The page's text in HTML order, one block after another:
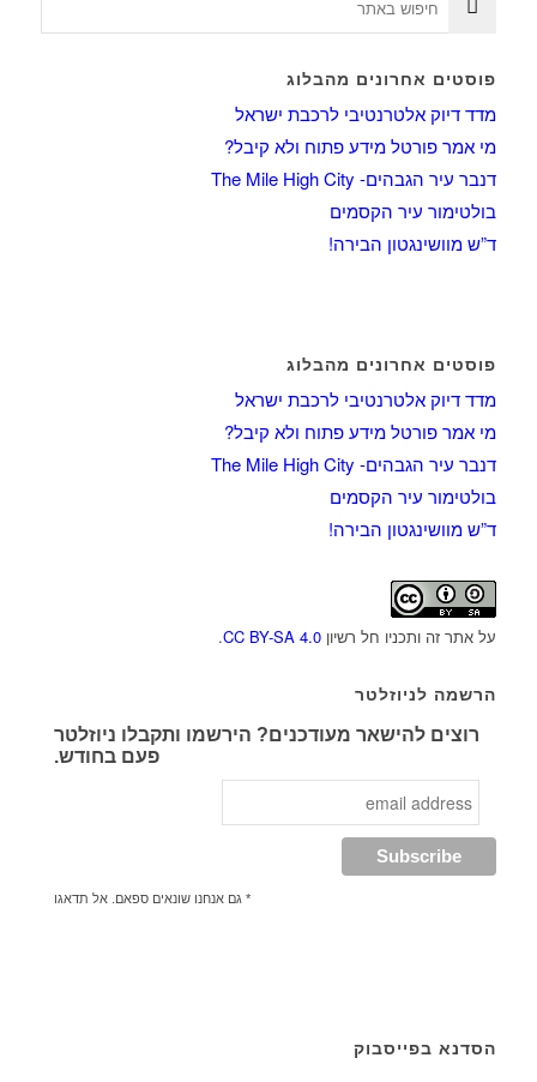
פוסטים אחרונים מהבלוג
מדד דיוק אלטרנטיבי לרכבת ישראל
מי אמר פורטל מידע פתוח ולא קיבל?
דנבר עיר הגבהים- The Mile High City
בולטימור עיר הקסמים
ד”ש מוושינגטון הבירה!
פוסטים אחרונים מהבלוג
מדד דיוק אלטרנטיבי לרכבת ישראל
מי אמר פורטל מידע פתוח ולא קיבל?
דנבר עיר הגבהים- The Mile High City
בולטימור עיר הקסמים
ד”ש מוושינגטון הבירה!
על אתר זה ותכניו חל רשיון CC BY-SA 4.0
.
הרשמה לניוזלטר
רוצים להישאר מעודכנים? הירשמו ותקבלו ניוזלטר
פעם בחודש.
* גם אנחנו שונאים ספאם. אל תדאגו
הסדנא בפייסבוק